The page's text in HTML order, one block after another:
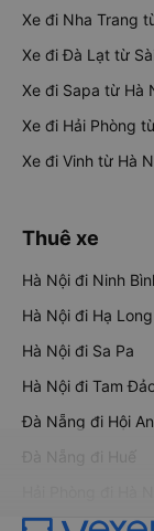
Xe đi Nha Trang
Xe đi Đà Lạt từ
Xe đi Sapa từ Hà
Xe đi Hải Phòng
Xe đi Vinh từ Hà
Thuê xe
Hà Nội đi Ninh
Hà Nội đi Hạ Long
Hà Nội đi Sa Pa
Hà Nội đi Tam
Đà Nẵng đi Hội An
Đà Nẵng đi Huế